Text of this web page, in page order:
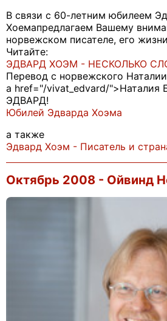
В связи с 60-летним юбилеем
Хоемапредлагаем Вашему
норвежском писателе, его
Читайте:
ЭДВАРД ХОЭМ - НЕСКОЛЬКО
Перевод с норвежского
a href="/vivat_edvard/">Наталия
ЭДВАРД!
Юбилей Эдварда Хоэма
а также
Эдвард Хоэм - Писатель и
Октябрь 2008 - Ойвинд